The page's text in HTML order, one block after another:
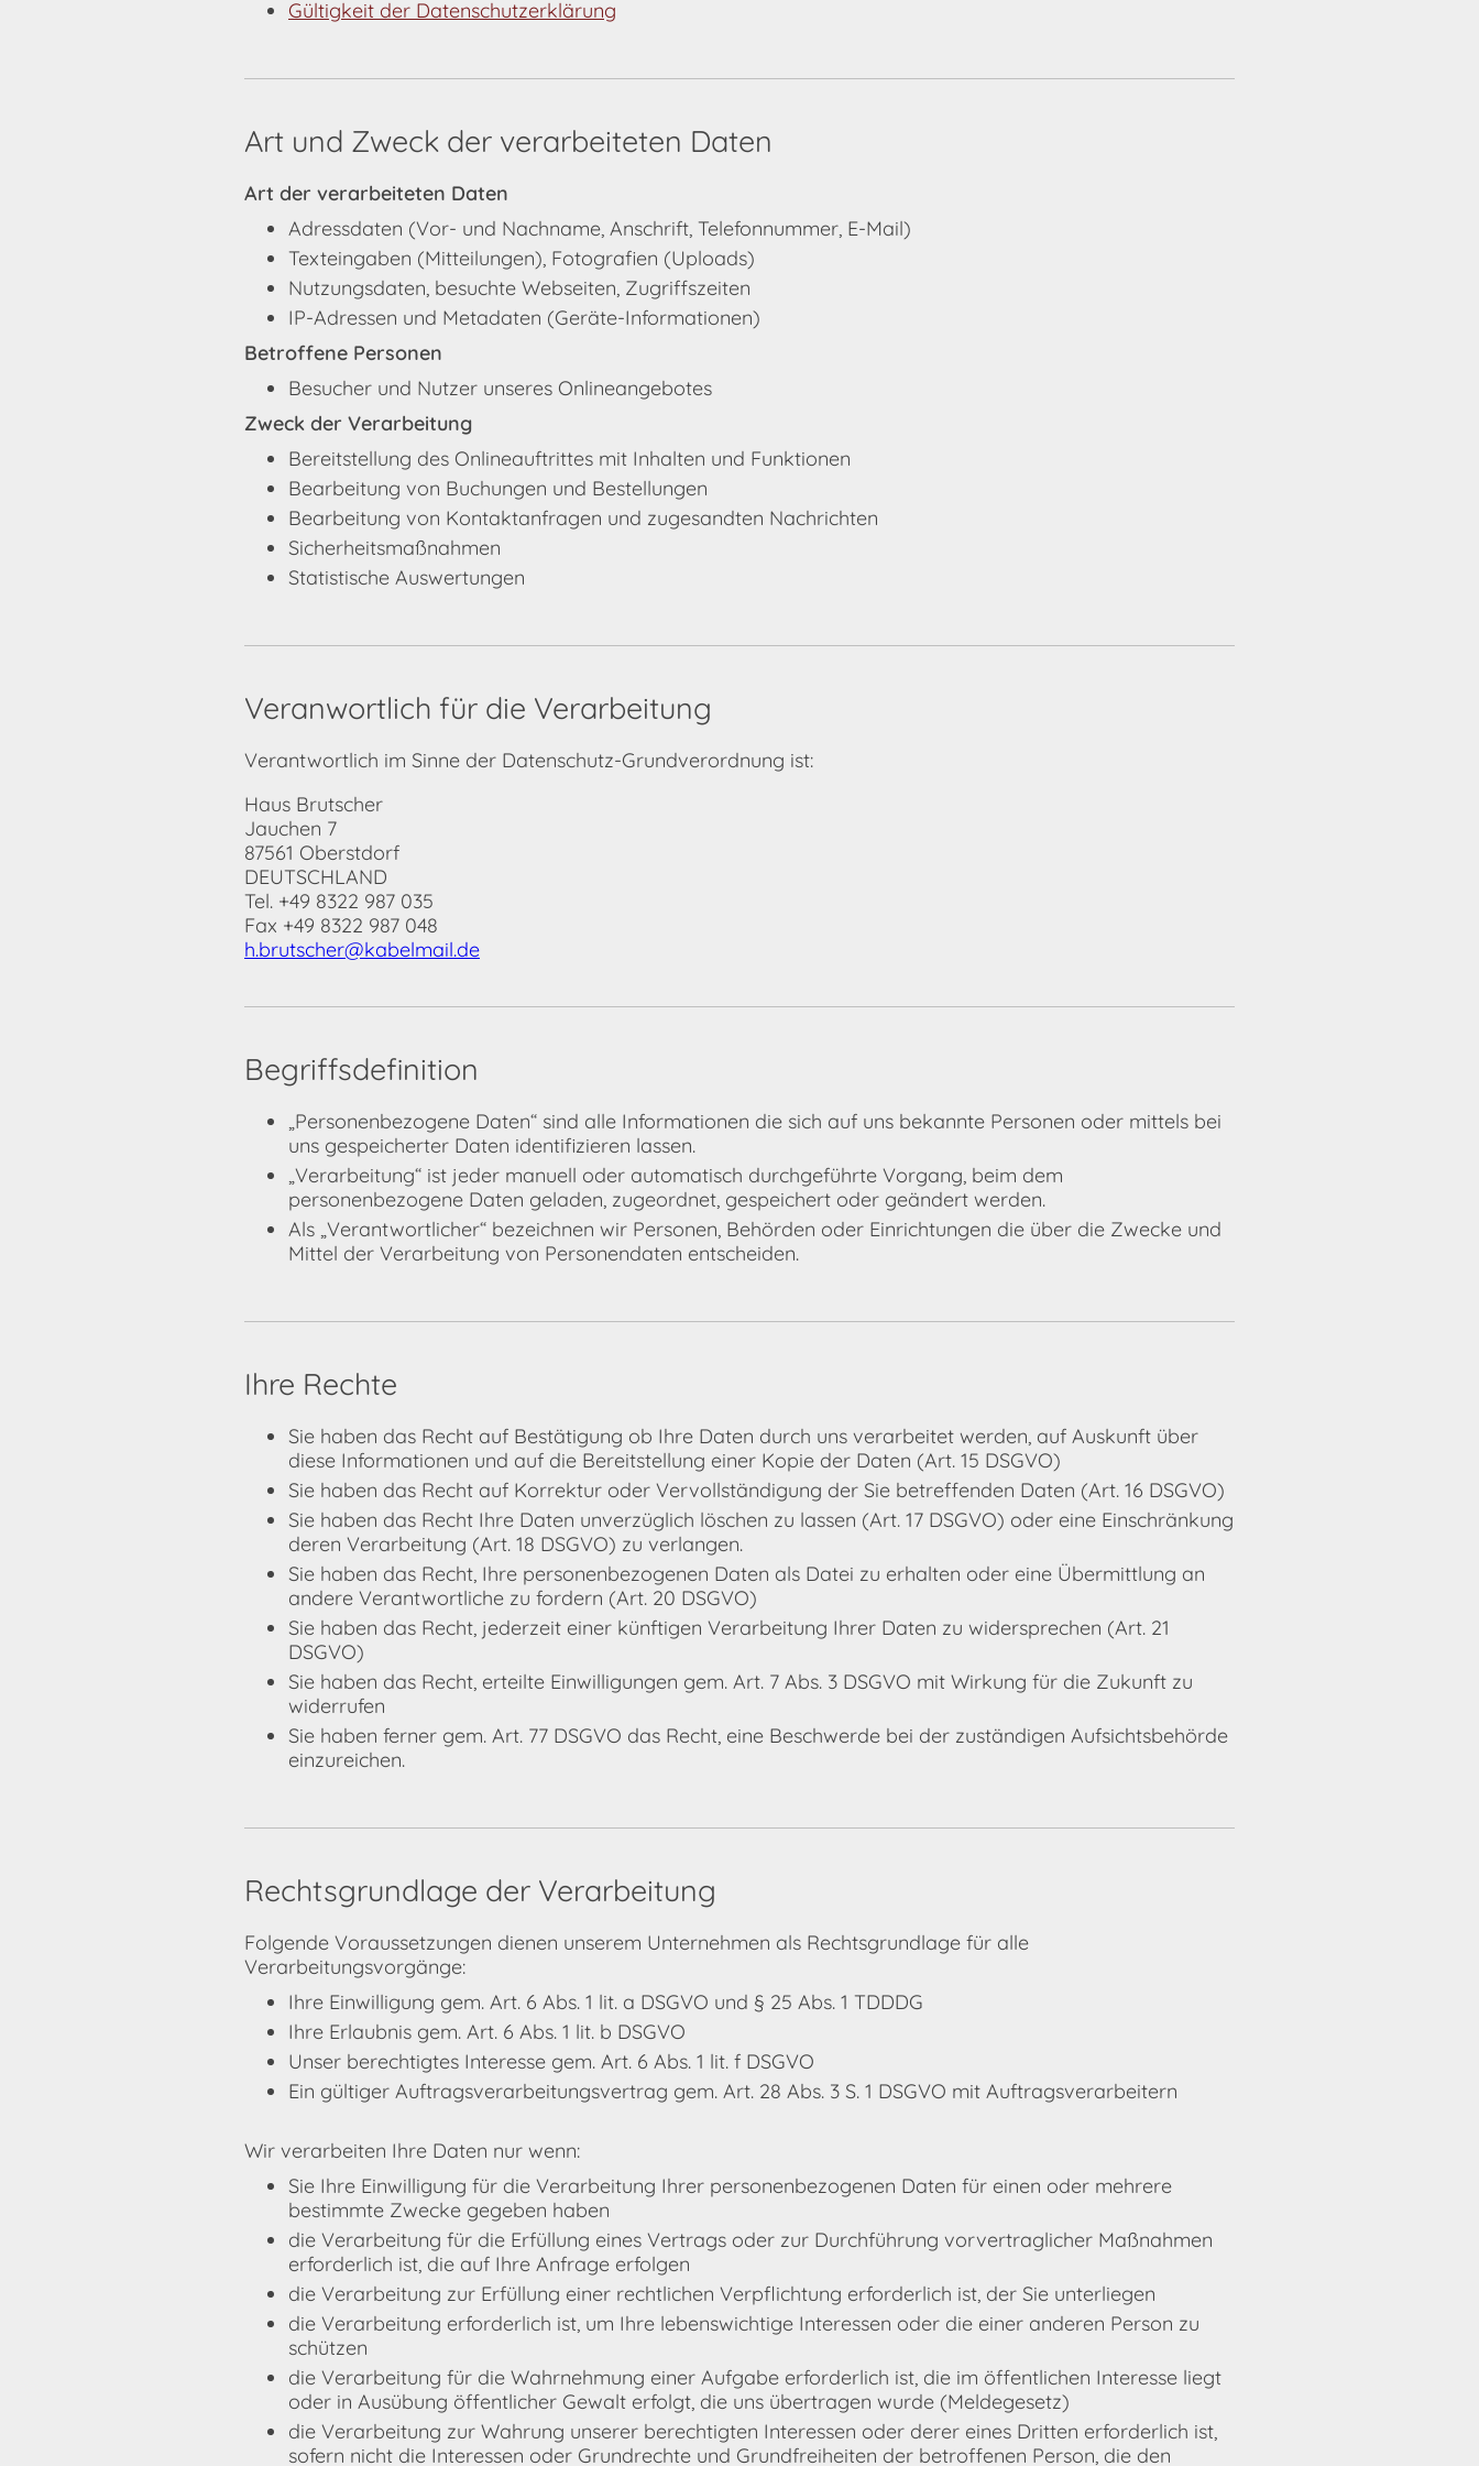
Gültigkeit der Datenschutzerklärung
Art und Zweck der verarbeiteten Daten
Art der verarbeiteten Daten
Adressdaten (Vor- und Nachname, Anschrift, Telefonnummer, E-Mail)
Texteingaben (Mitteilungen), Fotografien (Uploads)
Nutzungsdaten, besuchte Webseiten, Zugriffszeiten
IP-Adressen und Metadaten (Geräte-Informationen)
Betroffene Personen
Besucher und Nutzer unseres Onlineangebotes
Zweck der Verarbeitung
Bereitstellung des Onlineauftrittes mit Inhalten und Funktionen
Bearbeitung von Buchungen und Bestellungen
Bearbeitung von Kontaktanfragen und zugesandten Nachrichten
Sicherheitsmaßnahmen
Statistische Auswertungen
Veranwortlich für die Verarbeitung
Verantwortlich im Sinne der Datenschutz-Grundverordnung ist:
Haus Brutscher
Jauchen 7
87561 Oberstdorf
DEUTSCHLAND
Tel. +49 8322 987 035
Fax +49 8322 987 048
h.brutscher@kabelmail.de
Begriffsdefinition
„Personenbezogene Daten“ sind alle Informationen die sich auf uns bekannte Personen oder mittels bei
uns gespeicherter Daten identifizieren lassen.
„Verarbeitung“ ist jeder manuell oder automatisch durchgeführte Vorgang, beim dem
personenbezogene Daten geladen, zugeordnet, gespeichert oder geändert werden.
Als „Verantwortlicher“ bezeichnen wir Personen, Behörden oder Einrichtungen die über die Zwecke und
Mittel der Verarbeitung von Personendaten entscheiden.
Ihre Rechte
Sie haben das Recht auf Bestätigung ob Ihre Daten durch uns verarbeitet werden, auf Auskunft über
diese Informationen und auf die Bereitstellung einer Kopie der Daten (Art. 15 DSGVO)
Sie haben das Recht auf Korrektur oder Vervollständigung der Sie betreffenden Daten (Art. 16 DSGVO)
Sie haben das Recht Ihre Daten unverzüglich löschen zu lassen (Art. 17 DSGVO) oder eine Einschränkung
deren Verarbeitung (Art. 18 DSGVO) zu verlangen.
Sie haben das Recht, Ihre personenbezogenen Daten als Datei zu erhalten oder eine Übermittlung an
andere Verantwortliche zu fordern (Art. 20 DSGVO)
Sie haben das Recht, jederzeit einer künftigen Verarbeitung Ihrer Daten zu widersprechen (Art. 21
DSGVO)
Sie haben das Recht, erteilte Einwilligungen gem. Art. 7 Abs. 3 DSGVO mit Wirkung für die Zukunft zu
widerrufen
Sie haben ferner gem. Art. 77 DSGVO das Recht, eine Beschwerde bei der zuständigen Aufsichtsbehörde
einzureichen.
Rechtsgrundlage der Verarbeitung
Folgende Voraussetzungen dienen unserem Unternehmen als Rechtsgrundlage für alle
Verarbeitungsvorgänge:
Ihre Einwilligung gem. Art. 6 Abs. 1 lit. a DSGVO und § 25 Abs. 1 TDDDG
Ihre Erlaubnis gem. Art. 6 Abs. 1 lit. b DSGVO
Unser berechtigtes Interesse gem. Art. 6 Abs. 1 lit. f DSGVO
Ein gültiger Auftragsverarbeitungsvertrag gem. Art. 28 Abs. 3 S. 1 DSGVO mit Auftragsverarbeitern
Wir verarbeiten Ihre Daten nur wenn:
Sie Ihre Einwilligung für die Verarbeitung Ihrer personenbezogenen Daten für einen oder mehrere
bestimmte Zwecke gegeben haben
die Verarbeitung für die Erfüllung eines Vertrags oder zur Durchführung vorvertraglicher Maßnahmen
erforderlich ist, die auf Ihre Anfrage erfolgen
die Verarbeitung zur Erfüllung einer rechtlichen Verpflichtung erforderlich ist, der Sie unterliegen
die Verarbeitung erforderlich ist, um Ihre lebenswichtige Interessen oder die einer anderen Person zu
schützen
die Verarbeitung für die Wahrnehmung einer Aufgabe erforderlich ist, die im öffentlichen Interesse liegt
oder in Ausübung öffentlicher Gewalt erfolgt, die uns übertragen wurde (Meldegesetz)
die Verarbeitung zur Wahrung unserer berechtigten Interessen oder derer eines Dritten erforderlich ist,
sofern nicht die Interessen oder Grundrechte und Grundfreiheiten der betroffenen Person, die den